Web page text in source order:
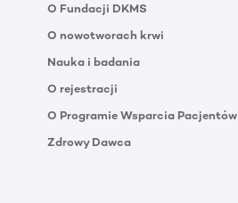
O Fundacji DKMS
O nowotworach krwi
Nauka i badania
O rejestracji
O Programie Wsparcia Pacjentów
Zdrowy Dawca